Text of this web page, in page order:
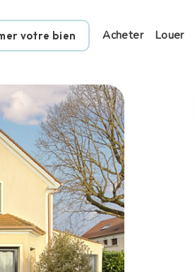
votre bien Acheter Louer